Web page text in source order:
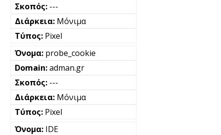
---
Μόνιμα
Pixel
probe_cookie
adman.gr
---
Μόνιμα
Pixel
IDE